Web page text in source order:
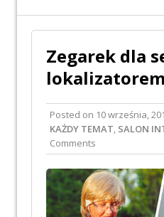
Zegarek dla
lokalizatorem
Posted on 10 września,
KAŻDY TEMAT, SALON
Comments